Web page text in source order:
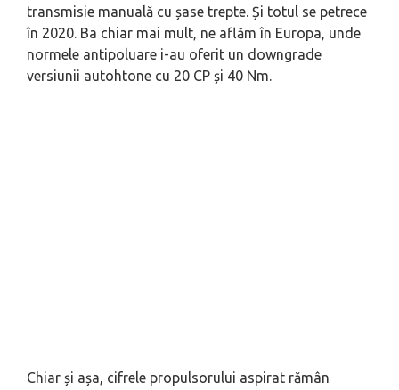
transmisie manuală cu șase trepte. Și totul se petrece
în 2020. Ba chiar mai mult, ne aflăm în Europa, unde
normele antipoluare i-au oferit un downgrade
versiunii autohtone cu 20 CP și 40 Nm.
Chiar și așa, cifrele propulsorului aspirat rămân